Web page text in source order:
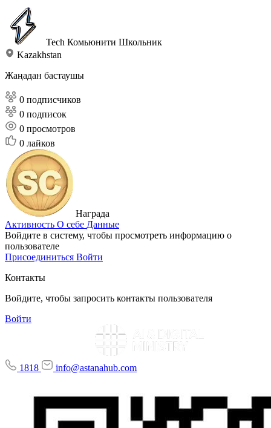
Tech Комьюнити Школьник
Kazakhstan
Жаңадан бастаушы
0 подписчиков
0 подписок
0 просмотров
0 лайков
Награда
Активность О себе Данные
Войдите в систему, чтобы просмотреть информацию о
пользователе
Присоединиться Войти
Контакты
Войдите, чтобы запросить контакты пользователя
Войти
1818 info@astanahub.com